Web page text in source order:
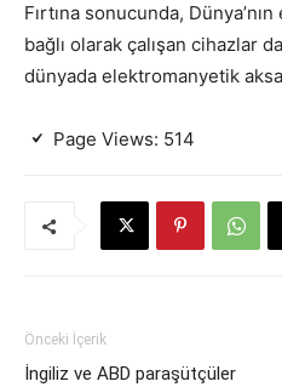
Fırtına sonucunda,
bağlı olarak çalışan cihazlar
dünyada elektromanyetik
Page Views: 514
Önceki İçerik
İngiliz ve ABD paraşütçüler